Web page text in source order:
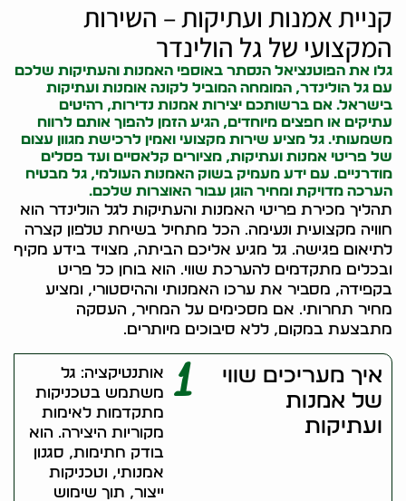
קניית אמנות ועתיקות – השירות
המקצועי של גל הולינדר
גלו את הפוטנציאל הנסתר באוספי האמנות והעתיקות שלכם
עם גל הולינדר, המומחה המוביל לקונה אומנות ועתיקות
בישראל. אם ברשותכם יצירות אמנות נדירות, רהיטים
עתיקים או חפצים מיוחדים, הגיע הזמן להפוך אותם לרווח
משמעותי. גל מציע שירות מקצועי ואמין לרכישת מגוון עצום
של פריטי אמנות ועתיקות, מציורים קלאסיים ועד פסלים
מודרניים. עם ידע מעמיק בשוק האמנות העולמי, גל מבטיח
הערכה מדויקת ומחיר הוגן עבור האוצרות שלכם.
תהליך מכירת פריטי האמנות והעתיקות לגל הולינדר הוא
חוויה מקצועית ונעימה. הכל מתחיל בשיחת טלפון קצרה
לתיאום פגישה. גל מגיע אליכם הביתה, מצויד בידע מקיף
ובכלים מתקדמים להערכת שווי. הוא בוחן כל פריט
בקפידה, מסביר את ערכו האמנותי וההיסטורי, ומציע
מחיר תחרותי. אם מסכימים על המחיר, העסקה
מתבצעת במקום, ללא סיבוכים מיותרים.
איך מעריכים שווי
של אמנות
ועתיקות
1
אותנטיקציה: גל
משתמש בטכניקות
מתקדמות לאימות
מקוריות היצירה. הוא
בודק חתימות, סגנון
אמנותי, וטכניקות
ייצור, תוך שימוש